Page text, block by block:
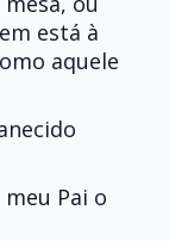
está à
aquele
Pai o